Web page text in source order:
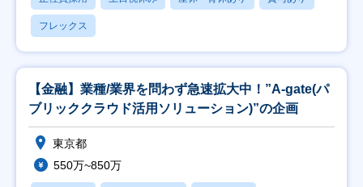
フレックス
【金融】業種/業界を問わず急速拡大中！”A-gate(パ
ブリッククラウド活用ソリューション)”の企画
東京都
550万~850万